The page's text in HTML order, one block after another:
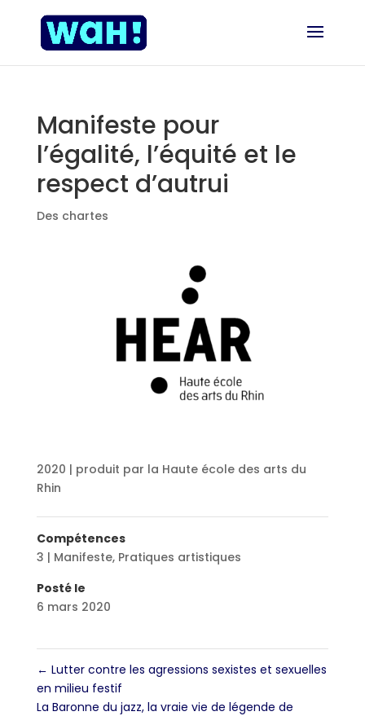
Manifeste pour
l’égalité, l’équité et le
respect d’autrui
Des chartes
2020 | produit par la Haute école des arts du
Rhin
Compétences
3 | Manifeste, Pratiques artistiques
Posté le
6 mars 2020
← Lutter contre les agressions sexistes et sexuelles
en milieu festif
La Baronne du jazz, la vraie vie de légende de